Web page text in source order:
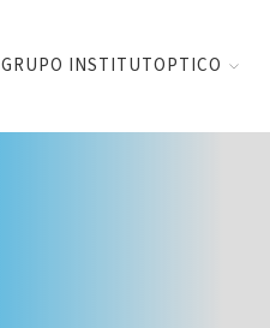
GRUPO INSTITUTOPTICO